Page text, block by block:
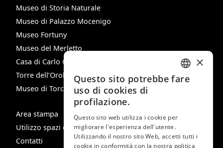
Museo di Storia Naturale
Museo di Palazzo Mocenigo
Museo Fortuny
Museo del Merletto
Casa di Carlo Goldoni
Torre dell’Orologio
Museo di Torcello
Area stampa
Utilizzo spazi e immagini
Contatti
ITALIAN
GERMAN
×
Questo sito potrebbe fare
uso di cookies di
profilazione.
Questo sito web utilizza i cookie per
migliorare l'esperienza dell'utente.
Utilizzando il nostro sito Web, accetti tutti i
cookie in conformità con la nostra politica